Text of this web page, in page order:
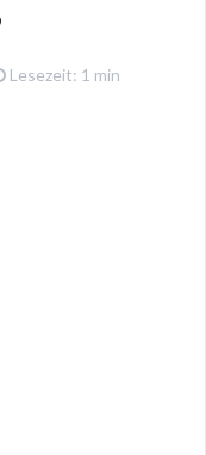
Lesezeit: 1 min